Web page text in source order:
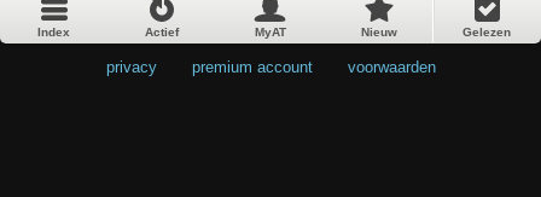
Index Actief MyAT Nieuw Gelezen
privacy premium account voorwaarden